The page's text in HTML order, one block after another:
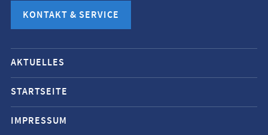
KONTAKT & SERVICE
Mobile-
Service-
Navigation
und
Social
AKTUELLES
STARTSEITE
IMPRESSUM